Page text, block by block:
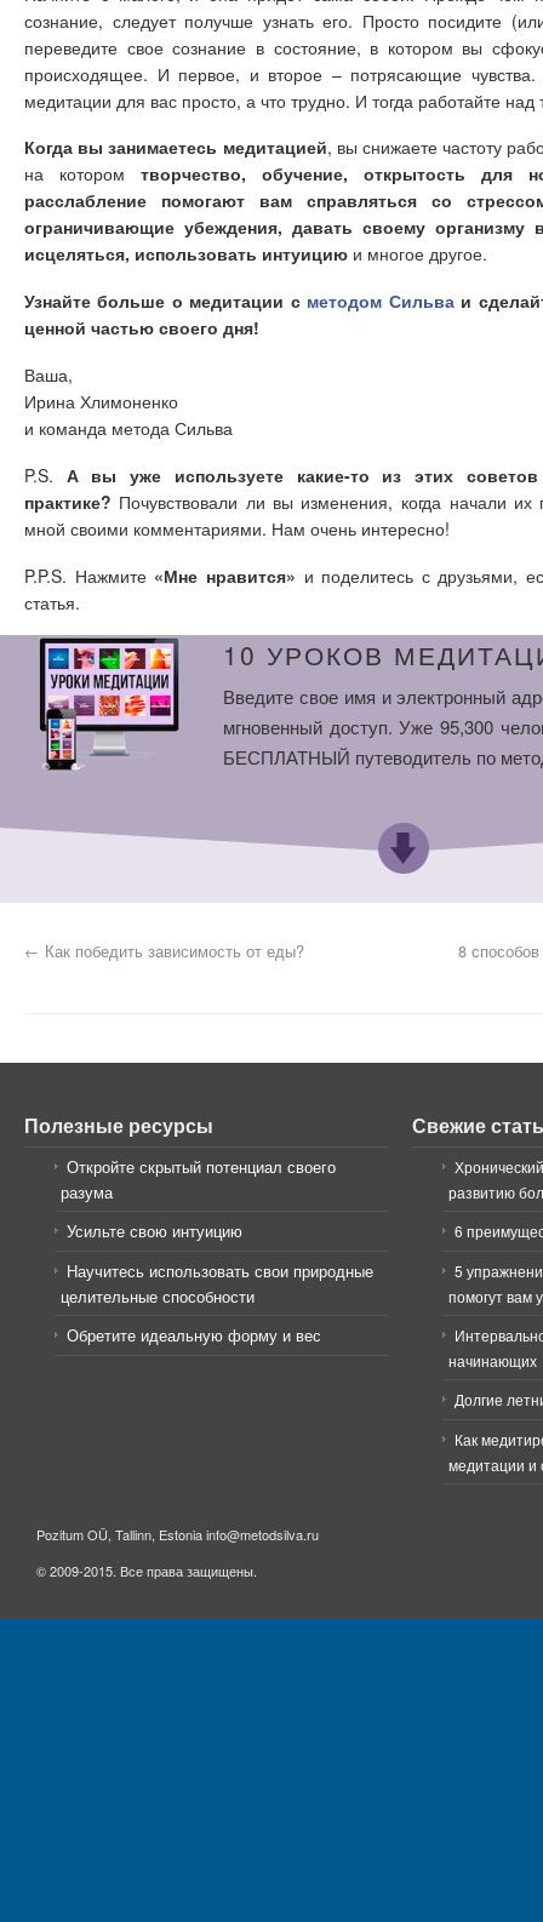
сознание, следует получше узнать его. Просто посидите
переведите свое сознание в состояние, в котором вы
происходящее. И первое, и второе – потрясающие
медитации для вас просто, а что трудно. И тогда работайте над
Когда вы занимаетесь медитацией, вы снижаете частоту
на котором творчество, обучение, открытость для
расслабление помогают вам справляться со
ограничивающие убеждения, давать своему организму
исцеляться, использовать интуицию и многое другое.
Узнайте больше о медитации с методом Сильваи
ценной частью своего дня!
Ваша,
Ирина Хлимоненко
и команда метода Сильва
P.S. А вы уже используете какие-то из этих
практике? Почувствовали ли вы изменения, когда начали
мной своими комментариями. Нам очень интересно!
P.P.S. Нажмите «Мне нравится» и поделитесь с друзьями,
статья.
10 УРОКОВ
Введите свое имя и электронный
мгновенный доступ. Уже 95,300
БЕСПЛАТНЫЙ путеводитель по
← Как победить зависимость от еды? 8
Полезные ресурсы
Откройте скрытый потенциал своего
разума
Усильте свою интуицию
Научитесь использовать свои природные
целительные способности
Обретите идеальную форму и вес
Свежие
развитию
6
5
помогут вам
начинающих
Долгие
Как
медитации и
Pozitum OÜ, Tallinn, Estonia info@metodsilva.ru
© 2009-2015. Все права защищены.